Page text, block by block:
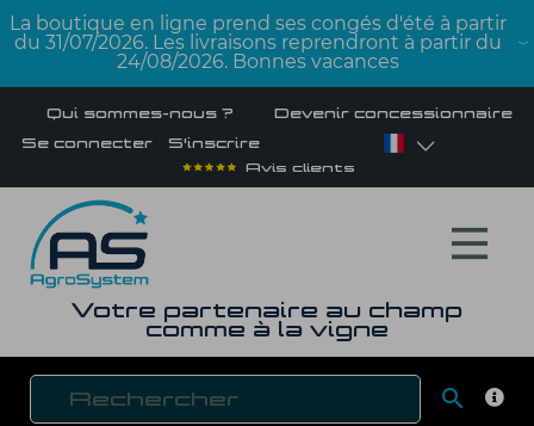
La boutique en ligne prend ses congés d'été à partir
du 31/07/2026. Les livraisons reprendront à partir du
24/08/2026. Bonnes vacances
Qui sommes-nous ? Devenir concessionnaire
Se connecter
S'inscrire
Avis clients
Votre partenaire au champ
comme à la vigne
